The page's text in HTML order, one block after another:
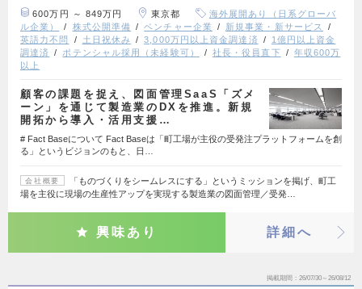
600万円 ～ 849万円 東京都
海外展開あり（日系グローバ
ル企業）
株式公開準備 ベンチャー企業
新規事業・新サービス
英語力不問
土日祝休み 3,000万円以上資金調達済
1億円以上資金
調達済
ポテンシャル採用（未経験可） 社長・役員直下
年収600万
以上
顧客の課題を捉え、図面管理SaaS「ズメ
ーン」を通じて製造業のDXを推進。新規
開拓から導入・活用支援…
# Fact Baseについて Fact Baseは「町工場が主役の受発注プラットフォームを創
る」というビジョンのもと、日…
会社概要
「ものづくりをシームレスにする」というミッションを掲げ、町工
場を主役に現場の生産性アップを実現する製造業の図面管理／受発…
興味あり 詳細へ
掲載期間 26/07/30～26/08/12